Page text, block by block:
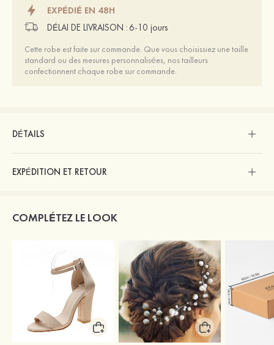
EXPÉDIÉ EN 48H
DÉLAI DE LIVRAISON : 6-10 jours
Cette robe est faite sur commande. Que vous choisissiez une taille
standard ou des mesures personnalisées, nos tailleurs
confectionnent chaque robe sur commande.
DÉTAILS
EXPÉDITION ET RETOUR
COMPLÉTEZ LE LOOK